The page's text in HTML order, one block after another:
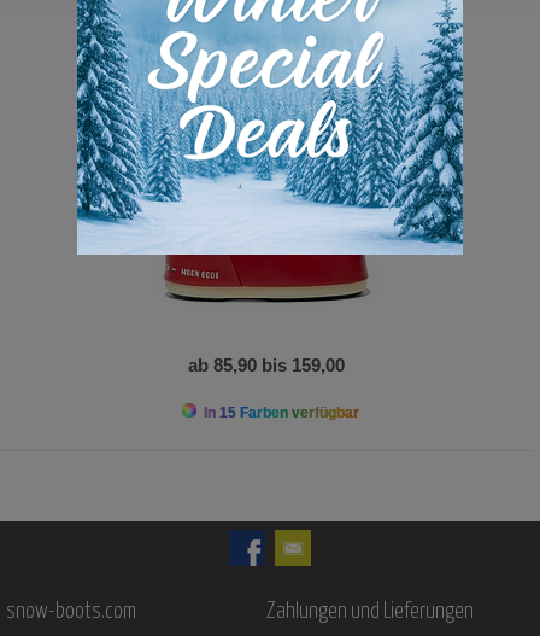
ab 85,90 bis 159,00
In 15 Farben verfügbar
snow-boots.com Zahlungen und Lieferungen